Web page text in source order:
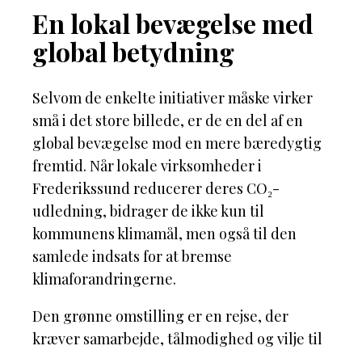
En lokal bevægelse med
global betydning
Selvom de enkelte initiativer måske virker
små i det store billede, er de en del af en
global bevægelse mod en mere bæredygtig
fremtid. Når lokale virksomheder i
Frederikssund reducerer deres CO₂-
udledning, bidrager de ikke kun til
kommunens klimamål, men også til den
samlede indsats for at bremse
klimaforandringerne.
Den grønne omstilling er en rejse, der
kræver samarbejde, tålmodighed og vilje til